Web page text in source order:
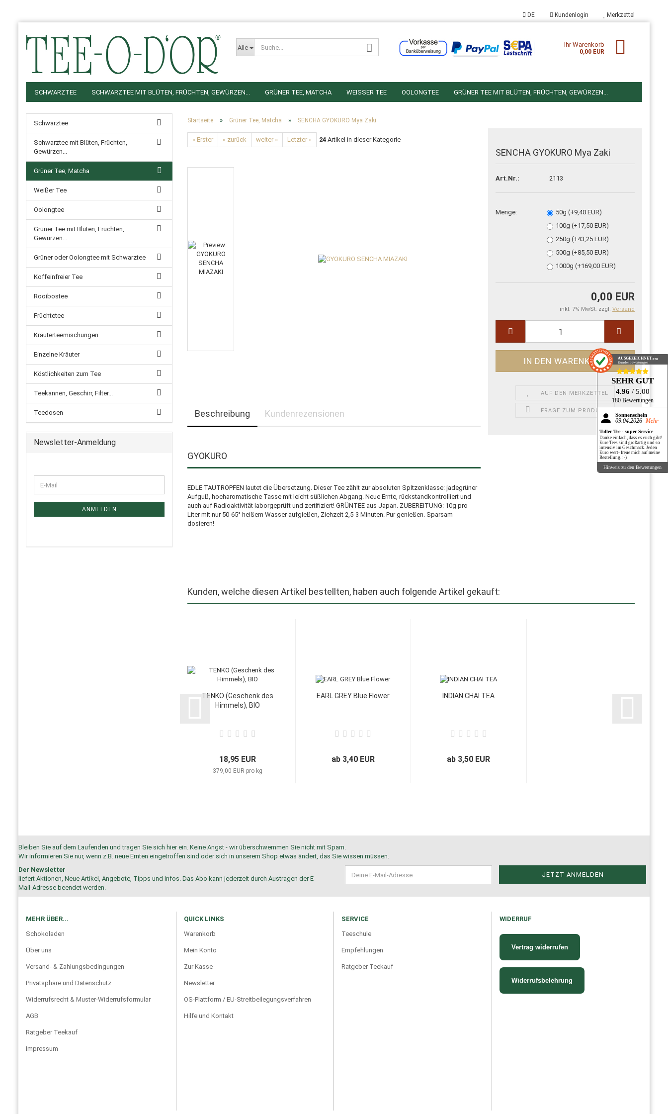
DE
Sprache auswählen
Kundenlogin
Passwort vergessen?
Merkzettel
Alle
var google_conversion_id = 1043095471;
var google_custom_params = window.google_tag_params;
src="//
<img height="1" width="1" style="border-style:none;" alt=""
Ihr Warenkorb
0,00 EUR
SCHWARZTEE SCHWARZTEE MIT BLÜTEN, FRÜCHTEN, GEWÜRZEN... GRÜNER TEE, MATCHA WEISSER TEE OOLONGTEE GRÜNER TEE MIT BLÜTEN, FRÜCHTEN, GEWÜRZEN...
GRÜNER ODER OOLONGTEE MIT SCHWARZTEE
TEEKANNEN, GESCHIRR, FILTER... TEEDOSEN
Startseite » Grüner Tee, Matcha » SENCHA GYOKURO Mya Zaki
« Erster « zurück weiter » Letzter » 24 Artikel in dieser Kategorie
SENCHA GYOKURO Mya Zaki
Art.Nr.: 2113
Menge:
50g (+9,40 EUR)
100g (+17,50 EUR)
250g (+43,25 EUR)
500g (+85,50 EUR)
1000g (+169,00 EUR)
0,00 EUR
inkl. 7% MwSt. zzgl. Versand
AUF DEN MERKZETTEL
FRAGE ZUM PRODUKT
Beschreibung Kundenrezensionen
GYOKURO
EDLE TAUTROPFEN lautet die Übersetzung. Dieser Tee zählt zur absoluten Spitzenklasse: jadegrüner
Aufguß, hocharomatische Tasse mit leicht süßlichen Abgang. Neue Ernte, rückstandkontrolliert und
auch auf Radioaktivität laborgeprüft und zertifiziert! GRÜNTEE aus Japan. ZUBEREITUNG: 10g pro
Liter mit nur 50-65° heißem Wasser aufgießen, Ziehzeit 2,5-3 Minuten. Pur genießen. Sparsam
dosieren!
Kunden, welche diesen Artikel bestellten, haben auch folgende Artikel gekauft:
TENKO (Geschenk des
Himmels), BIO
18,95 EUR
379,00 EUR pro kg
EARL GREY Blue Flower
ab 3,40 EUR
INDIAN CHAI TEA
ab 3,50 EUR
Schwarztee
Schwarztee mit Blüten, Früchten,
Gewürzen...
Grüner Tee, Matcha
Weißer Tee
Oolongtee
Grüner Tee mit Blüten, Früchten,
Gewürzen...
Grüner oder Oolongtee mit Schwarztee
Koffeinfreier Tee
Rooibostee
Früchtetee
Kräuterteemischungen
Einzelne Kräuter
Köstlichkeiten zum Tee
Teekannen, Geschirr, Filter...
Teedosen
Newsletter-Anmeldung
ANMELDEN
Bleiben Sie auf dem Laufenden und tragen Sie sich hier ein. Keine Angst - wir überschwemmen Sie nicht mit Spam.
Wir informieren Sie nur, wenn z.B. neue Ernten eingetroffen sind oder sich in unserem Shop etwas ändert, das Sie wissen müssen.
Der Newsletter
liefert Aktionen, Neue Artikel, Angebote, Tipps und Infos. Das Abo kann jederzeit durch Austragen der E-
Mail-Adresse beendet werden.
MEHR ÜBER...
Schokoladen
Über uns
Versand- & Zahlungsbedingungen
Privatsphäre und Datenschutz
Widerrufsrecht & Muster-Widerrufsformular
AGB
Ratgeber Teekauf
Impressum
QUICK LINKS
Warenkorb
Mein Konto
Zur Kasse
Newsletter
OS-Plattform / EU-Streitbeilegungsverfahren
Hilfe und Kontakt
SERVICE
Teeschule
Empfehlungen
Ratgeber Teekauf
WIDERRUF
Vertrag widerrufen
Widerrufsbelehrung
AUSGEZEICHNET.org
Kundenbewertungen
SEHR GUT
4.96 / 5.00
180 Bewertungen
Sonnenschein
09.04.2026 Mehr
Toller Tee - super Service
Danke einfach, dass es euch gibt!
Eure Tees sind großartig und so
intensiv im Geschmack. Jeden
Euro wert- freue mich auf meine
Bestellung. :-)
Hinweis zu den Bewertungen